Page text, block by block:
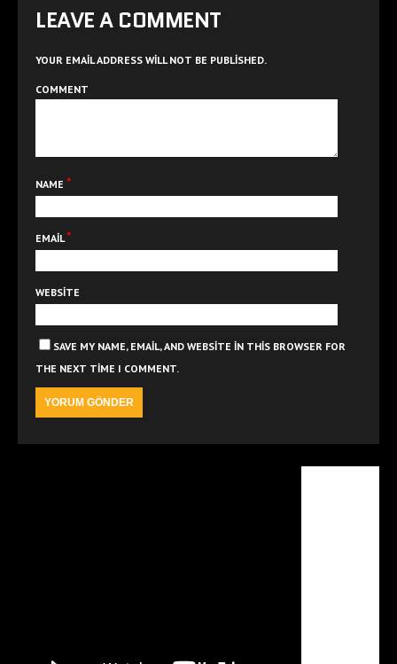
LEAVE A COMMENT
YOUR EMAIL ADDRESS WILL NOT BE PUBLISHED.
COMMENT
NAME *
EMAIL*
WEBSITE
SAVE MY NAME, EMAIL, AND WEBSITE IN THIS BROWSER FOR
THE NEXT TIME I COMMENT.